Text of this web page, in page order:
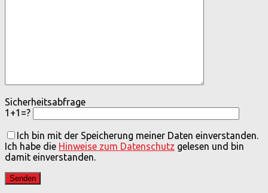
Sicherheitsabfrage
1+1=?
Ich bin mit der Speicherung meiner Daten einverstanden.
Ich habe die Hinweise zum Datenschutz gelesen und bin
damit einverstanden.